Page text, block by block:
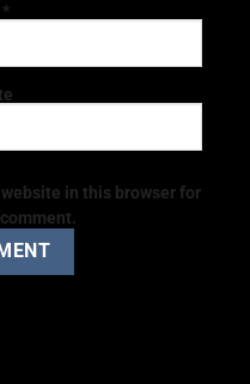
*
in this browser for